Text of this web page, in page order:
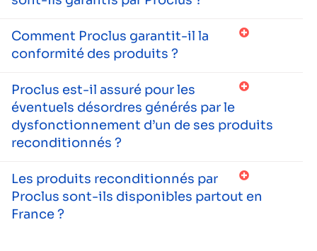
Comment Proclus garantit-il la
conformité des produits ?
Proclus est-il assuré pour les
éventuels désordres générés par le
dysfonctionnement d’un de ses produits
reconditionnés ?
Les produits reconditionnés par
Proclus sont-ils disponibles partout en
France ?